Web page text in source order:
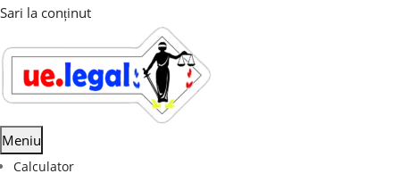
Sari la conținut
Meniu
Calculator